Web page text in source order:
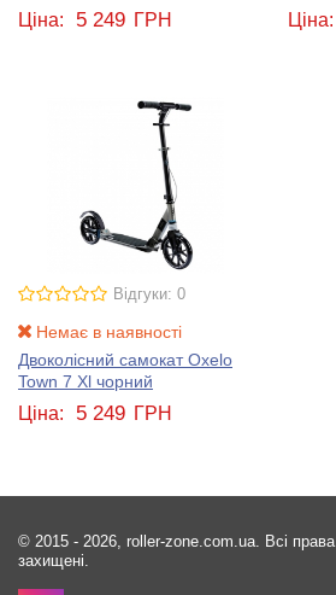
Ціна: 5 249 ГРН Ціна:
Відгуки: 0
Немає в наявності
Двоколісний самокат Oxelo
Town 7 Xl чорний
Ціна: 5 249 ГРН
© 2015 - 2026, roller-zone.com.ua. Всі права
захищені.